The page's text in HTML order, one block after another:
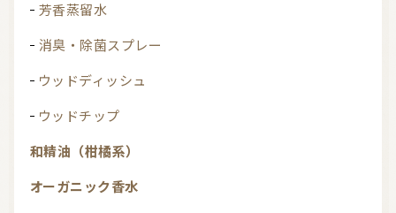
芳香蒸留水
消臭・除菌スプレー
ウッドディッシュ
ウッドチップ
和精油（柑橘系）
オーガニック香水